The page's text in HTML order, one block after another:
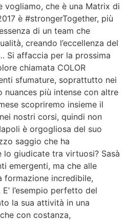
che è una Matrix di
è #strongerTogether, più
di un team che
creando l’eccellenza del
Si affaccia per la prossima
chiamata COLOR
sfumature, soprattutto nei
più intense con altre
scopriremo insieme il
nostri corsi, quindi non
è orgogliosa del suo
saggio che ha
lo giudicate tra virtuosi? Sasà
emergenti, ma che alle
formazione incredibile,
l’esempio perfetto del
la sua attività in una
con costanza,